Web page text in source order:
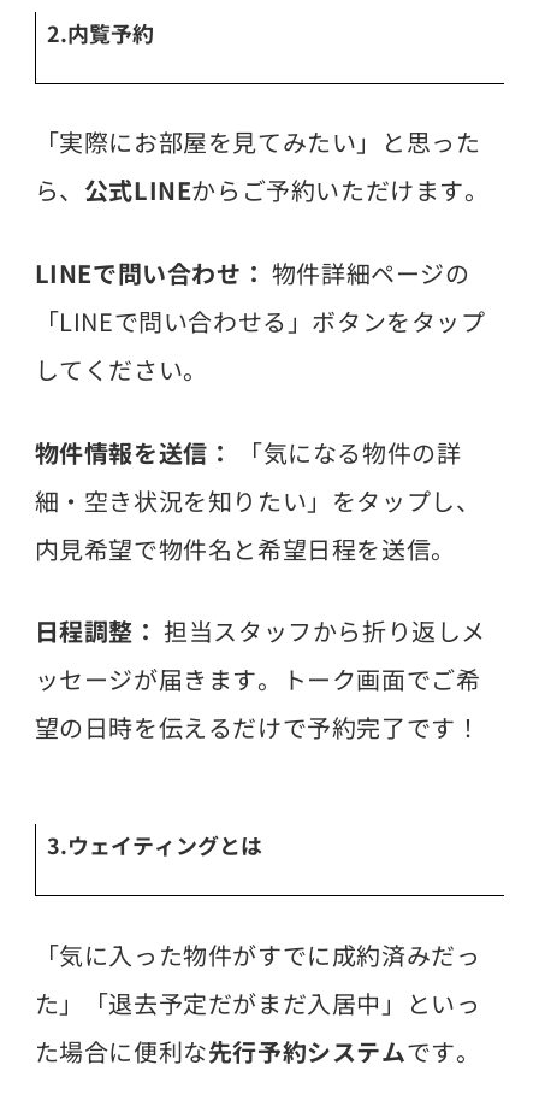
2.内覧予約
「実際にお部屋を見てみたい」と思った
ら、 公式LINEからご予約いただけます。
LINEで問い合わせ： 物件詳細ページの
「LINEで問い合わせる」ボタンをタップ
してください。
物件情報を送信：
「気になる物件の詳
細・空き状況を知りたい」をタップし、
内見希望で物件名と希望日程を送信。
日程調整： 担当スタッフから折り返しメ
ッセージが届きます。トーク画面でご希
望の日時を伝えるだけで予約完了です！
3.ウェイティングとは
「気に入った物件がすでに成約済みだっ
た」「退去予定だがまだ入居中」といっ
た場合に便利な先行予約システムです。